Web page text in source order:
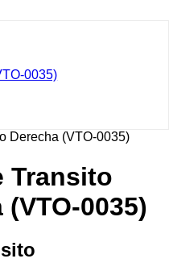
Transito
0035)